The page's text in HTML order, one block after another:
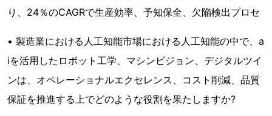
り、24％のCAGRで生産効率、予知保全、欠陥検出プロセ
• 製造業における人工知能市場における人工知能の中で、a
iを活用したロボット工学、マシンビジョン、デジタルツイ
ンは、オペレーショナルエクセレンス、コスト削減、品質
保証を推進する上でどのような役割を果たしますか?